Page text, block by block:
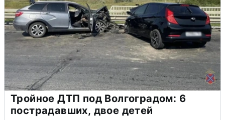
Тройное ДТП под Волгоградом: 6
пострадавших, двое детей